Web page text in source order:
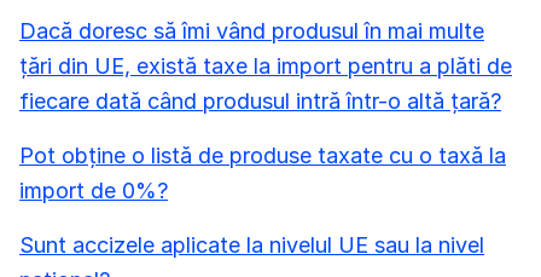
Dacă doresc să îmi vând produsul în mai multe
țări din UE, există taxe la import pentru a plăti de
fiecare dată când produsul intră într-o altă țară?
Pot obține o listă de produse taxate cu o taxă la
import de 0%?
Sunt accizele aplicate la nivelul UE sau la nivel